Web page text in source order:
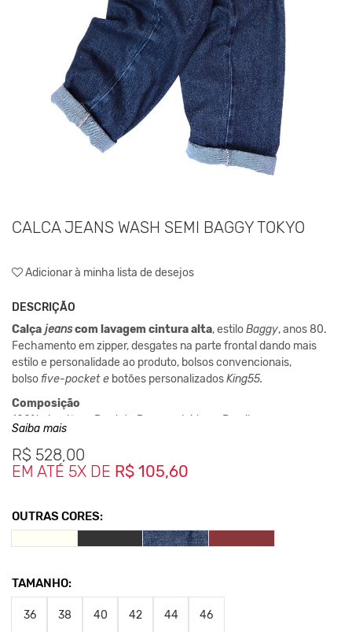
CALCA JEANS WASH SEMI BAGGY TOKYO
Adicionar à minha lista de desejos
DESCRIÇÃO
Calça jeanscom lavagem cintura alta, estiloBaggy, anos 80.
Fechamento em zipper, desgates na parte frontal dando mais
estilo e personalidade ao produto, bolsos convencionais,
bolsofive-pocket e botões personalizadosKing55.
Composição
100% algodão - Produto Desenvolvido no Brasil
Medidas da peça:
36 - 39cm Cintura | 103cm Comprimento
42 - 45cm Cintura | 105cm Comprimento
44 - 47cm Cintura | 105cm Comprimento
46 - 49cm Cintura | 106cm Comprimento
*As medidas podem ter variação de até 2 cm
**As cores podem variar conforme a configuração do seu
monitor.
Saiba mais
R$ 528,00
EM ATÉ 5X DE R$ 105,60
OUTRAS CORES:
TAMANHO:
36 38 40 42 44 46